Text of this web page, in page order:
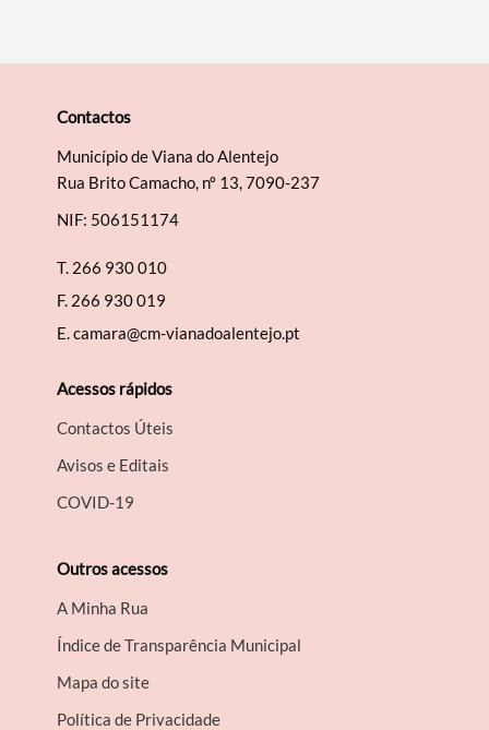
Contactos
Município de Viana do Alentejo
Rua Brito Camacho, nº 13, 7090-237
NIF: 506151174
T. 266 930 010
F. 266 930 019
E.camara@cm-vianadoalentejo.pt
Acessos rápidos
Contactos Úteis
Avisos e Editais
COVID-19
Outros acessos
A Minha Rua
Índice de Transparência Municipal
Mapa do site
Política de Privacidade